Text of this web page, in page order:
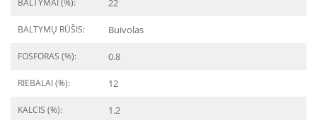
BALTYMAI (%): 22
BALTYMŲ RŪŠIS: Buivolas
FOSFORAS (%): 0.8
RIEBALAI (%): 12
KALCIS (%): 1.2